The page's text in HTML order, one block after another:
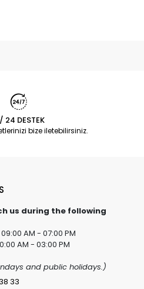
24 DESTEK
bize iletebilirsiniz.
us during the following
AM - 07:00 PM
AM - 03:00 PM
and public holidays.)
33